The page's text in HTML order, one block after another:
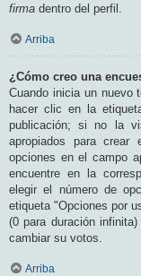
firma dentro del perfil.
Arriba
¿Cómo creo una
Cuando inicia un nuevo
hacer clic en la
publicación; si no la
apropiados para
opciones en el campo
encuentre en la
elegir el número de
etiqueta "Opciones por
(0 para duración
cambiar su votos.
Arriba